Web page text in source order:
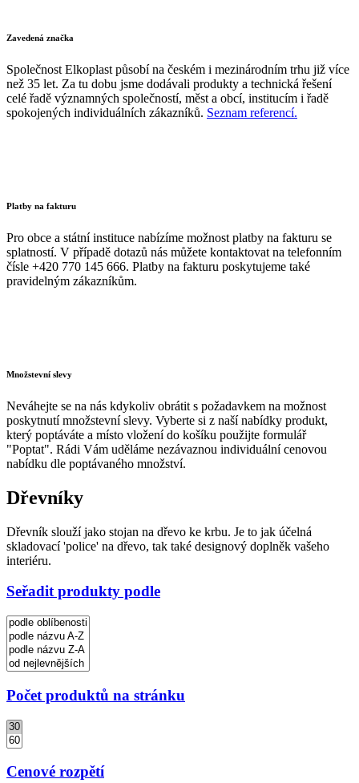
Zavedená značka
Společnost Elkoplast působí na českém i mezinárodním trhu již více
než 35 let. Za tu dobu jsme dodávali produkty a technická řešení
celé řadě významných společností, měst a obcí, institucím i řadě
spokojených individuálních zákazníků. Seznam referencí.
Platby na fakturu
Pro obce a státní instituce nabízíme možnost platby na fakturu se
splatností. V případě dotazů nás můžete kontaktovat na telefonním
čísle +420 770 145 666. Platby na fakturu poskytujeme také
pravidelným zákazníkům.
Množstevní slevy
Neváhejte se na nás kdykoliv obrátit s požadavkem na možnost
poskytnutí množstevní slevy. Vyberte si z naší nabídky produkt,
který poptáváte a místo vložení do košíku použijte formulář
"Poptat". Rádi Vám uděláme nezávaznou individuální cenovou
nabídku dle poptávaného množství.
Dřevníky
Dřevník slouží jako stojan na dřevo ke krbu. Je to jak účelná
skladovací 'police' na dřevo, tak také designový doplněk vašeho
interiéru.
Seřadit produkty podle
Počet produktů na stránku
Cenové rozpětí